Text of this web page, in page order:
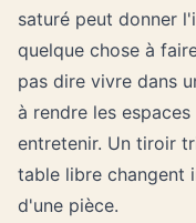
saturé peut donner
quelque chose à
pas dire vivre dans
à rendre les
entretenir. Un tiroir
table libre changent
d'une pièce.